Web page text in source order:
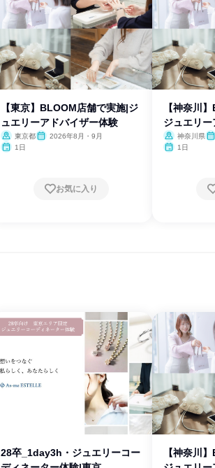
【東京】BLOOM店舗で実施|ジ
ュエリーアドバイザー体験
東京都
2026年8月・9月
1日
お気に入り
【神奈川
ジュエリ
神奈川県
1日
28卒_1day3h・ジュエリーコー
【神奈川